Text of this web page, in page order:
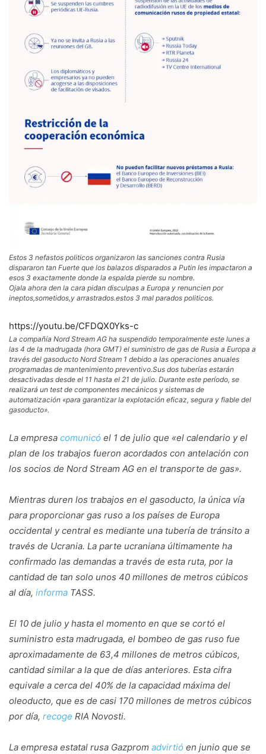
Estos 3 nefastos politicos organizaron las sanciones contra Rusia
dispararon tan Fuerte que los balazos disparados a Putin les impactaron a
esos 3 exactamente donde la espalda pierde su nombre.
Ojala ahora den la cara pidan disculpas a Europa y renuncien por
ineptos,sometidos,y arrastrados.estos 3 mal parados politicos.
https://youtu.be/CFDQX0Yks-c
La compañía Nord Stream AG ha suspendido temporalmente este lunes a
las 4 de la madrugada (hora GMT) el suministro de gas de Rusia a Europa a
través del gasoducto Nord Stream 1 debido a las operaciones anuales
programadas de mantenimiento preventivo.Sus dos tuberías estarán
desactivadas desde el 11 hasta el 21 de julio. Durante este período, se
realizará un test de componentes mecánicos y sistemas de
automatización «para garantizar la explotación eficaz, segura y fiable del
gasoducto».
La empresa comunicó el 1 de julio que «el calendario y el
plan de los trabajos fueron acordados con antelación con
los socios de Nord Stream AG en el transporte de gas».
Mientras duren los trabajos en el gasoducto, la única vía
para proporcionar gas ruso a los países de Europa
occidental y central es mediante una tubería de tránsito a
través de Ucrania. La parte ucraniana últimamente ha
confirmado las demandas a través de esta ruta, por la
cantidad de tan solo unos 40 millones de metros cúbicos
al día, informa TASS.
El 10 de julio y hasta el momento en que se cortó el
suministro esta madrugada, el bombeo de gas ruso fue
aproximadamente de 63,4 millones de metros cúbicos,
cantidad similar a la que de días anteriores. Esta cifra
equivale a cerca del 40% de la capacidad máxima del
oleoducto, que es de casi 170 millones de metros cúbicos
por día, recoge RIA Novosti.
La empresa estatal rusa Gazprom advirtió en junio que se